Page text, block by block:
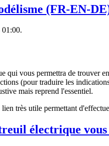
(FR-EN-
qui vous permettra de trouver
(pour traduire les
mais reprend l'essentiel.
très utile permettant
électrique vous